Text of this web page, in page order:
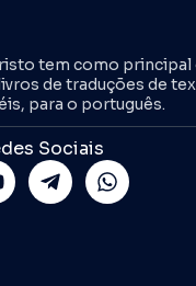
tem como
de traduções de
para o português.
Sociais